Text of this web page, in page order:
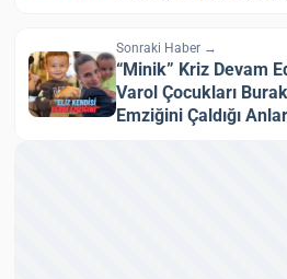
Sonraki Haber →
“Minik” Kriz Devam
Varol Çocukları
Emziğini Çaldığı